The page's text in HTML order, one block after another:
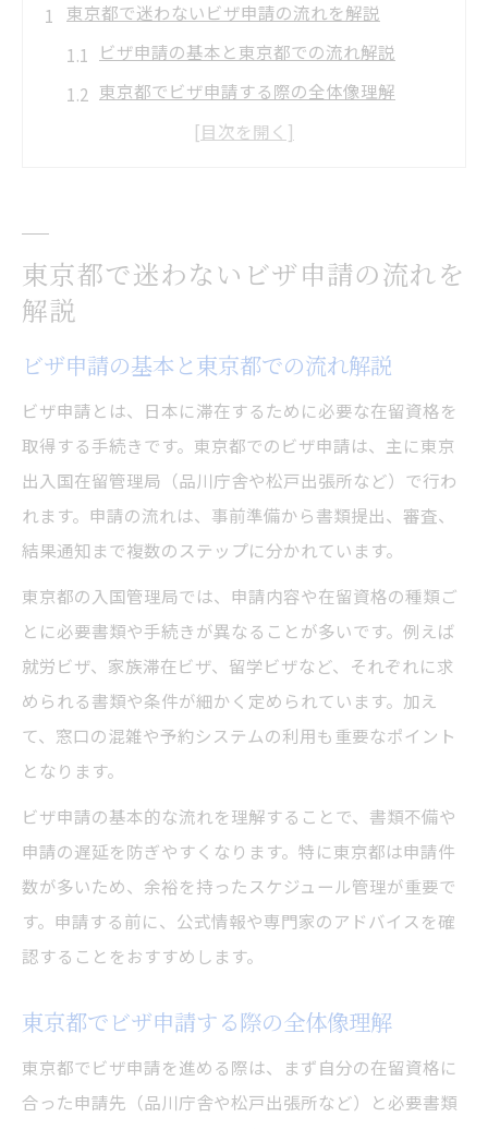
東京都で迷わないビザ申請の流れを解説
ビザ申請の基本と東京都での流れ解説
東京都でビザ申請する際の全体像理解
ビザ申請の流れを事前に把握する重要性
ビザ申請予約システムを賢く使う方法
ビザ申請のための予約手順と注意点まとめ
予約システム利用時に失敗しないポイント
ビザ申請予約時に役立つ事前準備のコツ
申請書類の準備と再訪リスク対策法
ビザ申請書類の準備で再訪を防ぐ方法
東京都でビザ申請書類を漏れなくそろえる
コツ
ビザ申請時に再訪リスクを減らすチェック
ポイント
東京都でのビザ申請書類管理の実践法
書類不備を防ぐビザ申請の徹底確認術
ビザ申請時に窓口混雑を避けるコツ
東京都でビザ申請予約枠を確保する方法
ビザ申請の早め予約でストレスを回避する
行政書士に頼る場合の検討材料とは
ビザ申請を行政書士に依頼する基準とは
東京都で行政書士を活用するメリットと注
東京都で迷わないビザ申請の流れを
解説
ビザ申請の基本と東京都での流れ解説
ビザ申請とは、日本に滞在するために必要な在留資格を
取得する手続きです。東京都でのビザ申請は、主に東京
出入国在留管理局（品川庁舎や松戸出張所など）で行わ
れます。申請の流れは、事前準備から書類提出、審査、
結果通知まで複数のステップに分かれています。
東京都の入国管理局では、申請内容や在留資格の種類ご
とに必要書類や手続きが異なることが多いです。例えば
就労ビザ、家族滞在ビザ、留学ビザなど、それぞれに求
められる書類や条件が細かく定められています。加え
て、窓口の混雑や予約システムの利用も重要なポイント
となります。
ビザ申請の基本的な流れを理解することで、書類不備や
申請の遅延を防ぎやすくなります。特に東京都は申請件
数が多いため、余裕を持ったスケジュール管理が重要で
す。申請する前に、公式情報や専門家のアドバイスを確
認することをおすすめします。
東京都でビザ申請する際の全体像理解
東京都でビザ申請を進める際は、まず自分の在留資格に
合った申請先（品川庁舎や松戸出張所など）と必要書類